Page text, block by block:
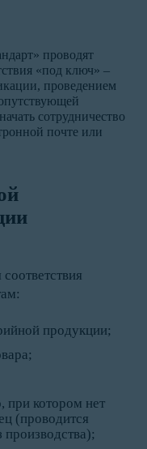
проводят
«под ключ» –
проведением
сотрудничество
почте или
продукции;
при котором нет
(проводится